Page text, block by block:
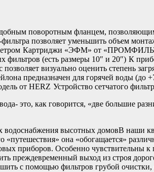
поворотным фланцем,
позволяет уменьшить объем
Картриджи «ЭФМ» от
фильтров (есть размеры 10″ и 20″) К
позволяет визуально оценить степень
предназначен для горячей воды (до
от HERZ Устройство сетчатого
это, как говорится, «две большие
высотных домовВ наши
она «обогащается»
приборов. Особенно чувствительны
преждевременный выход из строя
с помощью фильтров грубой очистки,